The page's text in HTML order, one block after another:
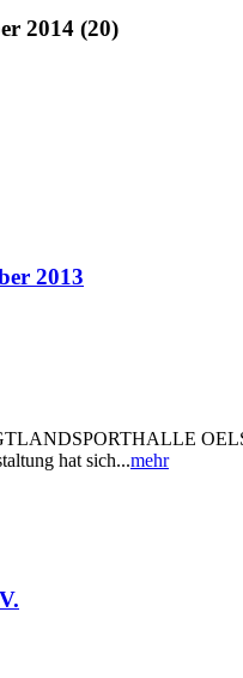
2014 (20)
2013
hat sich...mehr